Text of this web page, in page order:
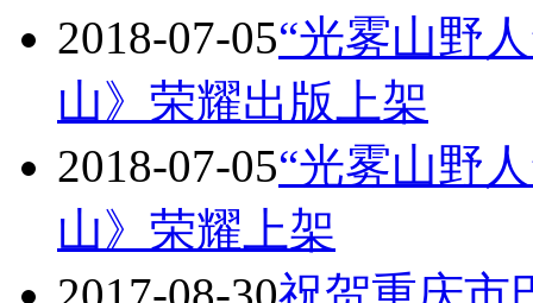
2018-07-05“光雾山野
山》荣耀出版上架
2018-07-05“光雾山野
山》荣耀上架